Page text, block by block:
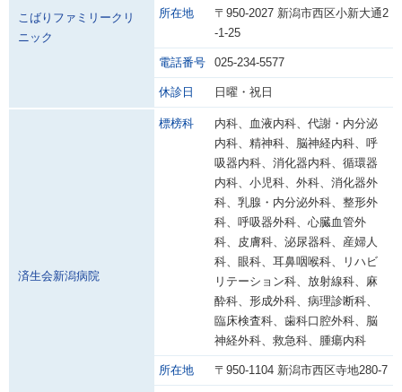
こばりファミリークリ
ニック
所在地
〒950-2027 新潟市西区小新大通2
-1-25
電話番号 025-234-5577
休診日 日曜・祝日
済生会新潟病院
標榜科
内科、血液内科、代謝・内分泌
内科、精神科、脳神経内科、呼
吸器内科、消化器内科、循環器
内科、小児科、外科、消化器外
科、乳腺・内分泌外科、整形外
科、呼吸器外科、心臓血管外
科、皮膚科、泌尿器科、産婦人
科、眼科、耳鼻咽喉科、リハビ
リテーション科、放射線科、麻
酔科、形成外科、病理診断科、
臨床検査科、歯科口腔外科、脳
神経外科、救急科、腫瘍内科
所在地 〒950-1104 新潟市西区寺地280-7